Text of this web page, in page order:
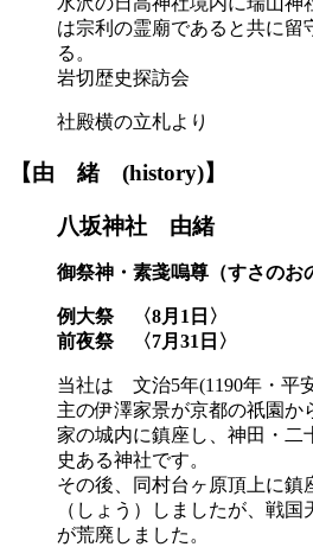
は宗利の霊廟であると共に留
る。
岩切歴史探訪会
社殿横の立札より
【由 緒 (history)】
八坂神社 由緒
御祭神・素戔嗚尊（すさのお
例大祭 〈8月1日〉
前夜祭 〈7月31日〉
当社は 文治5年(1190年・平
主の伊澤家景が京都の祇園
家の城内に鎮座し、神田・二
史ある神社です。
その後、同村台ヶ原頂上に鎮
（しょう）しましたが、戦
が荒廃しました。